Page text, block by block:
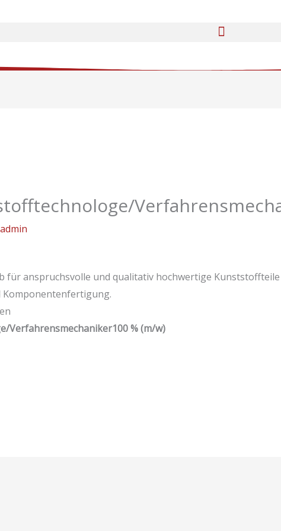
für anspruchsvolle und qualitativ hochwertige Kunststoffteile
Verfahrensmechaniker100 % (m/w)